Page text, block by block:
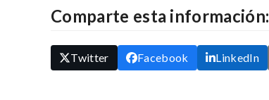
Comparte esta información:
Twitter Facebook LinkedIn